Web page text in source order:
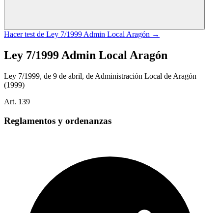
Hacer test de Ley 7/1999 Admin Local Aragón →
Ley 7/1999 Admin Local Aragón
Ley 7/1999, de 9 de abril, de Administración Local de Aragón
(1999)
Art. 139
Reglamentos y ordenanzas